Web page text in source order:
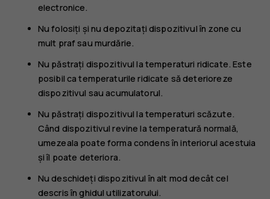
electronice.
Nu folosiți și nu depozitați dispozitivul în zone cu
mult praf sau murdărie.
Nu păstrați dispozitivul la temperaturi ridicate. Este
posibil ca temperaturile ridicate să deterioreze
dispozitivul sau acumulatorul.
Nu păstrați dispozitivul la temperaturi scăzute.
Când dispozitivul revine la temperatură normală,
umezeala poate forma condens în interiorul acestuia
și îl poate deteriora.
Nu deschideți dispozitivul în alt mod decât cel
descris în ghidul utilizatorului.